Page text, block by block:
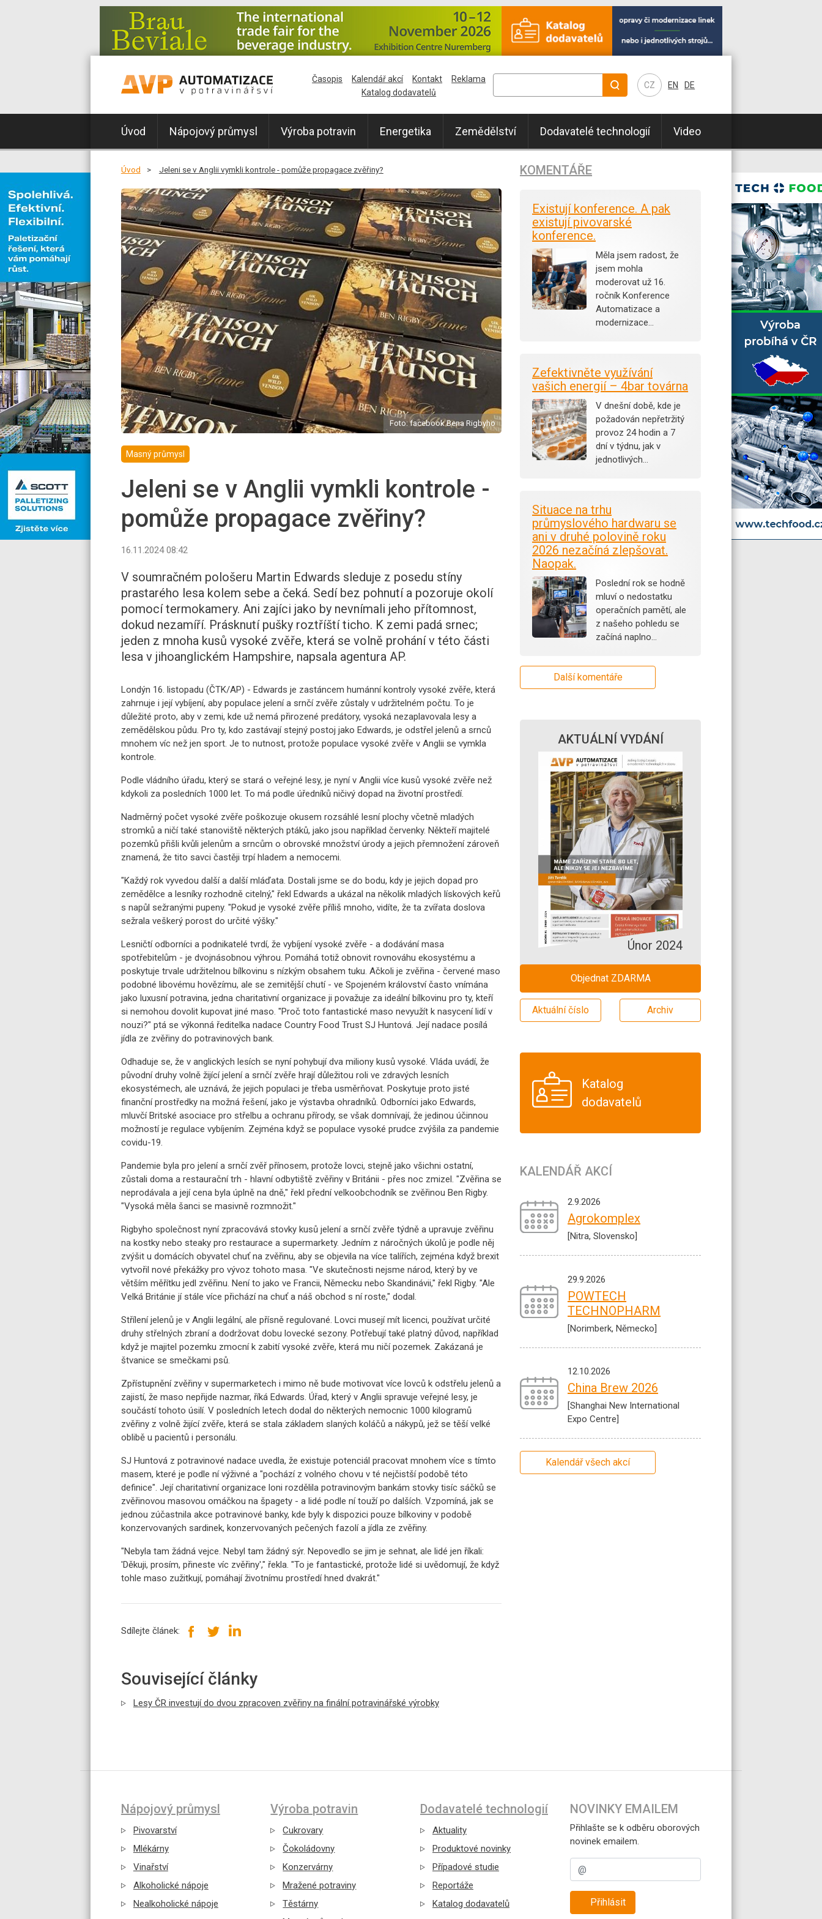
CZ EN DE
Úvod Nápojový průmysl Výroba potravin Energetika Zemědělství Dodavatelé technologií Video
Časopis Kalendář akcí Kontakt
Reklama
Katalog dodavatelů
Úvod Jeleni se v Anglii vymkli kontrole - pomůže propagace zvěřiny?
Foto: facebook Bena Rigbyho
Masný průmysl
Jeleni se v Anglii vymkli kontrole -
pomůže propagace zvěřiny?
16.11.2024 08:42
V soumračném pološeru Martin Edwards sleduje z posedu stíny
prastarého lesa kolem sebe a čeká. Sedí bez pohnutí a pozoruje okolí
pomocí termokamery. Ani zajíci jako by nevnímali jeho přítomnost,
dokud nezamíří. Prásknutí pušky roztříští ticho. K zemi padá srnec;
jeden z mnoha kusů vysoké zvěře, která se volně prohání v této části
lesa v jihoanglickém Hampshire, napsala agentura AP.
Londýn 16. listopadu (ČTK/AP) - Edwards je zastáncem humánní kontroly vysoké zvěře, která
zahrnuje i její vybíjení, aby populace jelení a srnčí zvěře zůstaly v udržitelném počtu. To je
důležité proto, aby v zemi, kde už nemá přirozené predátory, vysoká nezaplavovala lesy a
zemědělskou půdu. Pro ty, kdo zastávají stejný postoj jako Edwards, je odstřel jelenů a srnců
mnohem víc než jen sport. Je to nutnost, protože populace vysoké zvěře v Anglii se vymkla
kontrole.
Podle vládního úřadu, který se stará o veřejné lesy, je nyní v Anglii více kusů vysoké zvěře než
kdykoli za posledních 1000 let. To má podle úředníků ničivý dopad na životní prostředí.
Nadměrný počet vysoké zvěře poškozuje okusem rozsáhlé lesní plochy včetně mladých
stromků a ničí také stanoviště některých ptáků, jako jsou například červenky. Někteří majitelé
pozemků přišli kvůli jelenům a srncům o obrovské množství úrody a jejich přemnožení zároveň
znamená, že tito savci častěji trpí hladem a nemocemi.
"Každý rok vyvedou další a další mláďata. Dostali jsme se do bodu, kdy je jejich dopad pro
zemědělce a lesníky rozhodně citelný," řekl Edwards a ukázal na několik mladých lískových keřů
s napůl sežranými pupeny. "Pokud je vysoké zvěře příliš mnoho, vidíte, že ta zvířata doslova
sežrala veškerý porost do určité výšky."
Lesničtí odborníci a podnikatelé tvrdí, že vybíjení vysoké zvěře - a dodávání masa
spotřebitelům - je dvojnásobnou výhrou. Pomáhá totiž obnovit rovnováhu ekosystému a
poskytuje trvale udržitelnou bílkovinu s nízkým obsahem tuku. Ačkoli je zvěřina - červené maso
podobné libovému hovězímu, ale se zemitější chutí - ve Spojeném království často vnímána
jako luxusní potravina, jedna charitativní organizace ji považuje za ideální bílkovinu pro ty, kteří
si nemohou dovolit kupovat jiné maso. "Proč toto fantastické maso nevyužít k nasycení lidí v
nouzi?" ptá se výkonná ředitelka nadace Country Food Trust SJ Huntová. Její nadace posílá
jídla ze zvěřiny do potravinových bank.
Odhaduje se, že v anglických lesích se nyní pohybují dva miliony kusů vysoké. Vláda uvádí, že
původní druhy volně žijící jelení a srnčí zvěře hrají důležitou roli ve zdravých lesních
ekosystémech, ale uznává, že jejich populaci je třeba usměrňovat. Poskytuje proto jisté
finanční prostředky na možná řešení, jako je výstavba ohradníků. Odborníci jako Edwards,
mluvčí Britské asociace pro střelbu a ochranu přírody, se však domnívají, že jedinou účinnou
možností je regulace vybíjením. Zejména když se populace vysoké prudce zvýšila za pandemie
covidu-19.
Pandemie byla pro jelení a srnčí zvěř přínosem, protože lovci, stejně jako všichni ostatní,
zůstali doma a restaurační trh - hlavní odbytiště zvěřiny v Británii - přes noc zmizel. "Zvěřina se
neprodávala a její cena byla úplně na dně," řekl přední velkoobchodník se zvěřinou Ben Rigby.
"Vysoká měla šanci se masivně rozmnožit."
Rigbyho společnost nyní zpracovává stovky kusů jelení a srnčí zvěře týdně a upravuje zvěřinu
na kostky nebo steaky pro restaurace a supermarkety. Jedním z náročných úkolů je podle něj
zvýšit u domácích obyvatel chuť na zvěřinu, aby se objevila na více talířích, zejména když brexit
vytvořil nové překážky pro vývoz tohoto masa. "Ve skutečnosti nejsme národ, který by ve
větším měřítku jedl zvěřinu. Není to jako ve Francii, Německu nebo Skandinávii," řekl Rigby. "Ale
Velká Británie jí stále více přichází na chuť a náš obchod s ní roste," dodal.
Střílení jelenů je v Anglii legální, ale přísně regulované. Lovci musejí mít licenci, používat určité
druhy střelných zbraní a dodržovat dobu lovecké sezony. Potřebují také platný důvod, například
když je majitel pozemku zmocní k zabití vysoké zvěře, která mu ničí pozemek. Zakázaná je
štvanice se smečkami psů.
Zpřístupnění zvěřiny v supermarketech i mimo ně bude motivovat více lovců k odstřelu jelenů a
zajistí, že maso nepřijde nazmar, říká Edwards. Úřad, který v Anglii spravuje veřejné lesy, je
součástí tohoto úsilí. V posledních letech dodal do některých nemocnic 1000 kilogramů
zvěřiny z volně žijící zvěře, která se stala základem slaných koláčů a nákypů, jež se těší velké
oblibě u pacientů i personálu.
SJ Huntová z potravinové nadace uvedla, že existuje potenciál pracovat mnohem více s tímto
masem, které je podle ní výživné a "pochází z volného chovu v té nejčistší podobě této
definice". Její charitativní organizace loni rozdělila potravinovým bankám stovky tisíc sáčků se
zvěřinovou masovou omáčkou na špagety - a lidé podle ní touží po dalších. Vzpomíná, jak se
jednou zúčastnila akce potravinové banky, kde byly k dispozici pouze bílkoviny v podobě
konzervovaných sardinek, konzervovaných pečených fazolí a jídla ze zvěřiny.
"Nebyla tam žádná vejce. Nebyl tam žádný sýr. Nepovedlo se jim je sehnat, ale lidé jen říkali:
'Děkuji, prosím, přineste víc zvěřiny'," řekla. "To je fantastické, protože lidé si uvědomují, že když
tohle maso zužitkují, pomáhají životnímu prostředí hned dvakrát."
Sdílejte článek:
Související články
Lesy ČR investují do dvou zpracoven zvěřiny na finální potravinářské výrobky
KOMENTÁŘE
Existují konference. A pak
existují pivovarské
konference.
Měla jsem radost, že
jsem mohla
moderovat už 16.
ročník Konference
Automatizace a
modernizace…
Zefektivněte využívání
vašich energií – 4bar továrna
V dnešní době, kde je
požadován nepřetržitý
provoz 24 hodin a 7
dní v týdnu, jak v
jednotlivých…
Situace na trhu
průmyslového hardwaru se
ani v druhé polovině roku
2026 nezačíná zlepšovat.
Naopak.
Poslední rok se hodně
mluví o nedostatku
operačních pamětí, ale
z našeho pohledu se
začíná naplno…
Další komentáře
AKTUÁLNÍ VYDÁNÍ
Únor 2024
Objednat ZDARMA
Aktuální číslo Archiv
Katalog
dodavatelů
KALENDÁŘ AKCÍ
2.9.2026
Agrokomplex
[Nitra, Slovensko]
29.9.2026
POWTECH
TECHNOPHARM
[Norimberk, Německo]
12.10.2026
China Brew 2026
[Shanghai New International
Expo Centre]
Kalendář všech akcí
Nápojový průmysl
Pivovarství
Mlékárny
Vinařství
Alkoholické nápoje
Nealkoholické nápoje
Výroba potravin
Cukrovary
Čokoládovny
Konzervárny
Mražené potraviny
Těstárny
Dodavatelé technologií
Aktuality
Produktové novinky
Případové studie
Reportáže
Katalog dodavatelů
NOVINKY EMAILEM
Přihlašte se k odběru oborových
novinek emailem.
Přihlásit